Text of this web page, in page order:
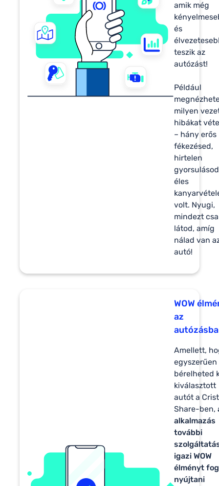
amik még
és
teszik az
autózást!
Például
milyen
hibákat
– hány erős
fékezésed,
hirtelen
éles
volt. Nyugi,
mindezt
látod, amíg
nálad van
autó!
WOW
az
Amellett,
egyszerűen
bérelheted
kiválasztott
autót a
Share-ben,
alkalmazás
további
igazi WOW
élményt
nyújtani